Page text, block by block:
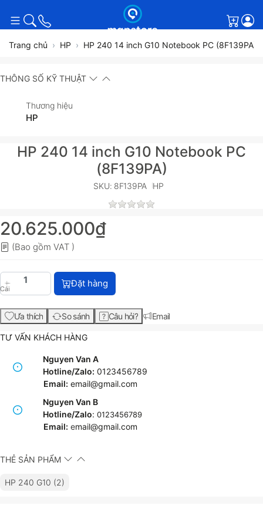
Giỏ
Trang chủ HP HP 240 14 inch G10 Notebook PC (8F139PA)
THÔNG SỐ KỸ THUẬT
Thương hiệu
HP
HP 240 14 inch G10 Notebook PC
(8F139PA)
SKU: 8F139PA HP
20.625.000₫
(Bao gồm VAT )
Cái
HP 240 14 inch G10 Notebook PC (8F139PA) với
Đặt hàng
Ưa thích So sánh Câu hỏi? Email
TƯ VẤN KHÁCH HÀNG
Nguyen Van A
Hotline/Zalo: 0123456789
Email: email@gmail.com
Nguyen Van B
Hotline/Zalo: 0123456789
Email: email@gmail.com
THẺ SẢN PHẨM
HP 240 G10 (2)